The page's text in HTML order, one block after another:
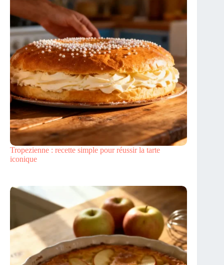
Tropezienne : recette simple pour réussir la tarte
iconique